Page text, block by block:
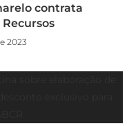
contrata
2023